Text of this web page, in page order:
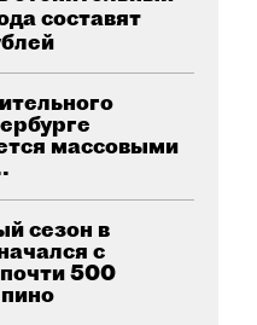
составят
массовыми
сезон в
с
500